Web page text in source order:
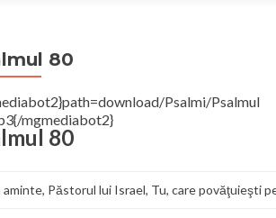
80
Psalmi/
mgmediabot2}
80
aminte, Păstorul lui Israel, Tu, care povăţuieşti